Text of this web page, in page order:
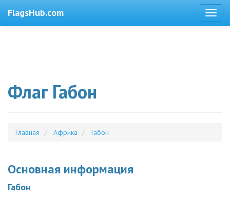
FlagsHub.com
Флаг Габон
Главная Африка Габон
Основная информация
Габон